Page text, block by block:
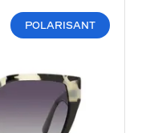
POLARISANT